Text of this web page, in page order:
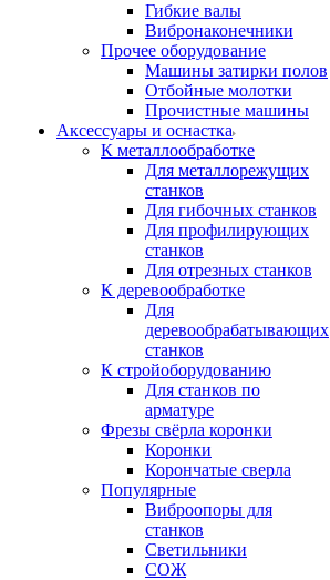
Гибкие валы
Вибронаконечники
Прочее оборудование
Машины затирки полов
Отбойные молотки
Прочистные машины
Аксeccyapы и оснастка
К металлообработке
Для металлорежущих
станков
Для гибочных станков
Для профилирующих
станков
Для отрезных станков
К деревообработке
Для
деревообрабатывающих
станков
К стройоборудованию
Для станков по
арматуре
Фрезы свёрла коронки
Коронки
Корончатые сверла
Популярные
Виброопоры для
станков
Светильники
СОЖ